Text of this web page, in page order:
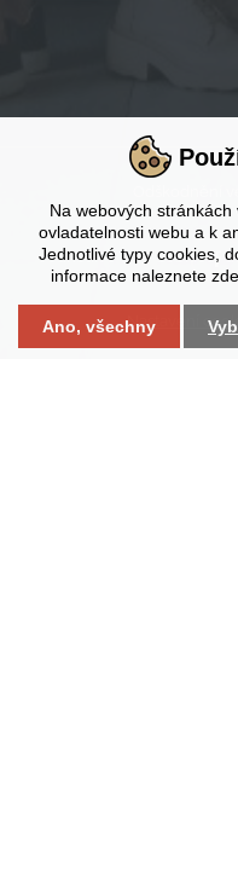

Nastavení
Na webových
ovladatelnosti webu a k
Jednotlivé typy cookies,
informace naleznete
Ano, všechny